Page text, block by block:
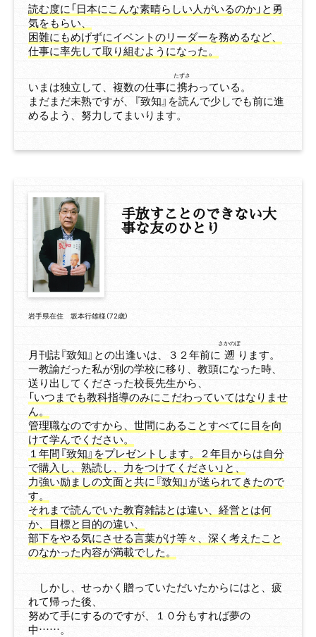
読む度に「日本にこんな素晴らしい人がいるのか」と勇
気をもらい、
困難にもめげずにイベントのリーダーを務めるなど、
仕事に率先して取り組むようになった。
いまは独立して、複数の仕事に携
たずさ
わっている。
まだまだ未熟ですが、『致知』を読んで少しでも前に進
めるよう、努力してまいります。
手放すことのできない大
事な友のひとり
岩手県在住 坂本行雄様（72歳）
月刊誌『致知』との出逢いは、３２年前に 遡
さかのぼ
ります。
一教諭だった私が別の学校に移り、教頭になった時、
送り出してくださった校長先生から、
「いつまでも教科指導のみにこだわっていてはなりませ
ん。
管理職なのですから、世間にあることすべてに目を向
けて学んでください。
１年間『致知』をプレゼントします。２年目からは自分
で購入し、熟読し、力をつけてください」と、
力強い励ましの文面と共に『致知』が送られてきたので
す。
それまで読んでいた教育雑誌とは違い、経営とは何
か、目標と目的の違い、
部下をやる気にさせる言葉がけ等々、深く考えたこと
のなかった内容が満載でした。
しかし、せっかく贈っていただいたからにはと、疲
れて帰った後、
努めて手にするのですが、１０分もすれば夢の
中……。